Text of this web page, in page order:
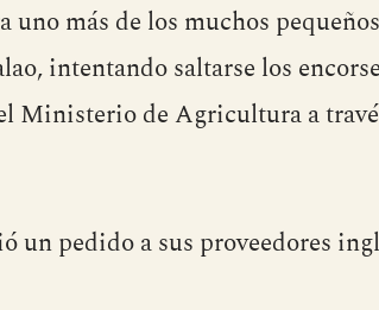
uno más de los muchos
intentando saltarse los
Ministerio de Agricultura a
un pedido a sus proveedores